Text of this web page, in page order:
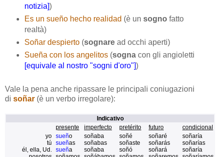
notizia])
Es un sueño hecho realidad (è un sogno fatto
realtà)
Soñar despierto(sognare ad occhi aperti)
Sueña con los angelitos(sogna con gli angioletti
[equivale al nostro "sogni d'oro"])
Vale la pena anche ripassare le principali coniugazioni
di soñar (è un verbo irregolare):
Indicativo
presente
imperfecto pretérito futuro
condicional
yo
tú
él, ella, Ud.
sueño
sueñas
sueña
soñaba
soñabas
soñaba
soñé
soñaste
soñó
soñaré
soñarás
soñará
soñaría
soñarías
soñaría